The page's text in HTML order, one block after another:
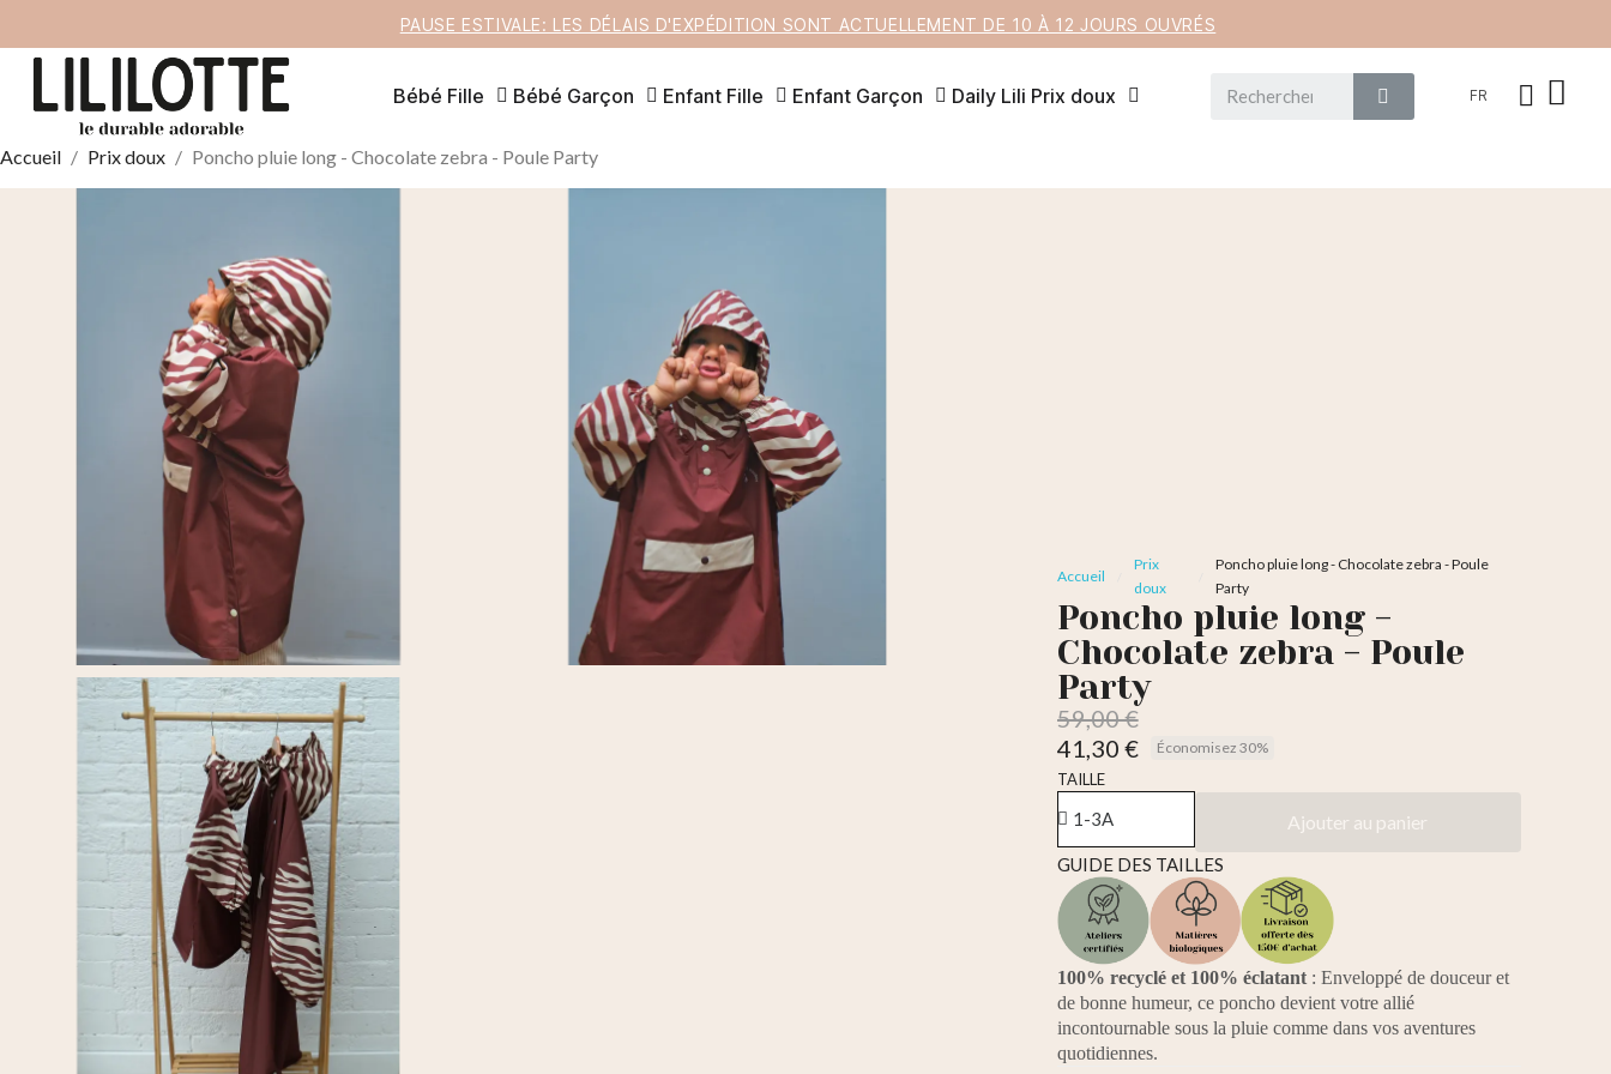
PAUSE ESTIVALE: LES DÉLAIS D'EXPÉDITION SONT ACTUELLEMENT DE 10 À 12 JOURS OUVRÉS
Bébé Fille Bébé Garçon Enfant Fille Enfant Garçon Daily Lili Prix doux FR
Accueil Prix doux Poncho pluie long - Chocolate zebra - Poule Party
Accueil
Prix
doux
Poncho pluie long - Chocolate zebra - Poule
Party
Poncho pluie long -
Chocolate zebra - Poule
Party
59,00 €
41,30 €
Économisez 30%
TTC
TAILLE
Ajouter au panier
GUIDE DES TAILLES
100% recyclé et 100% éclatant: Enveloppé de douceur et
de bonne humeur, ce poncho devient votre allié
incontournable sous la pluie comme dans vos aventures
quotidiennes.